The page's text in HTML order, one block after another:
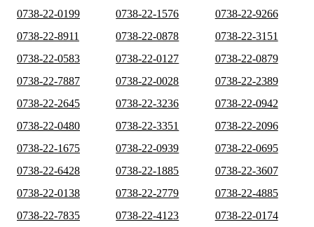
0738-22-0199
0738-22-1576
0738-22-9266
0738-22-8911
0738-22-0878
0738-22-3151
0738-22-0583
0738-22-0127
0738-22-0879
0738-22-7887
0738-22-0028
0738-22-2389
0738-22-2645
0738-22-3236
0738-22-0942
0738-22-0480
0738-22-3351
0738-22-2096
0738-22-1675
0738-22-0939
0738-22-0695
0738-22-6428
0738-22-1885
0738-22-3607
0738-22-0138
0738-22-2779
0738-22-4885
0738-22-7835
0738-22-4123
0738-22-0174